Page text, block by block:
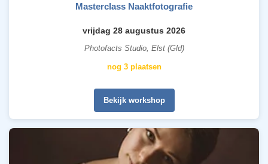
Masterclass Naaktfotografie
vrijdag 28 augustus 2026
Photofacts Studio, Elst (Gld)
nog 3 plaatsen
Bekijk workshop